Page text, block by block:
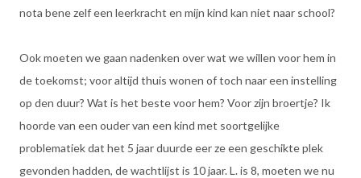
nota bene zelf een leerkracht en mijn kind kan niet naar school?
Ook moeten we gaan nadenken over wat we willen voor hem in
de toekomst; voor altijd thuis wonen of toch naar een instelling
op den duur? Wat is het beste voor hem? Voor zijn broertje? Ik
hoorde van een ouder van een kind met soortgelijke
problematiek dat het 5 jaar duurde eer ze een geschikte plek
gevonden hadden, de wachtlijst is 10 jaar. L. is 8, moeten we nu